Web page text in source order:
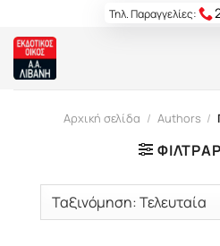
content
Τηλ. Παραγγελίες:
Αρχική σελίδα / Authors /